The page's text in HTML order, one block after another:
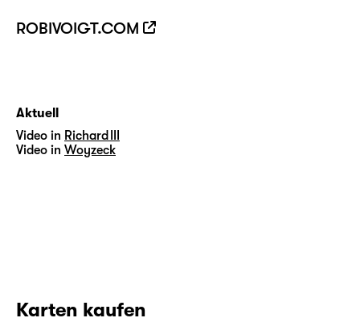
ROBIVOIGT.COM
Aktuell
Video in Richard III
Video in Woyzeck
Karten kaufen